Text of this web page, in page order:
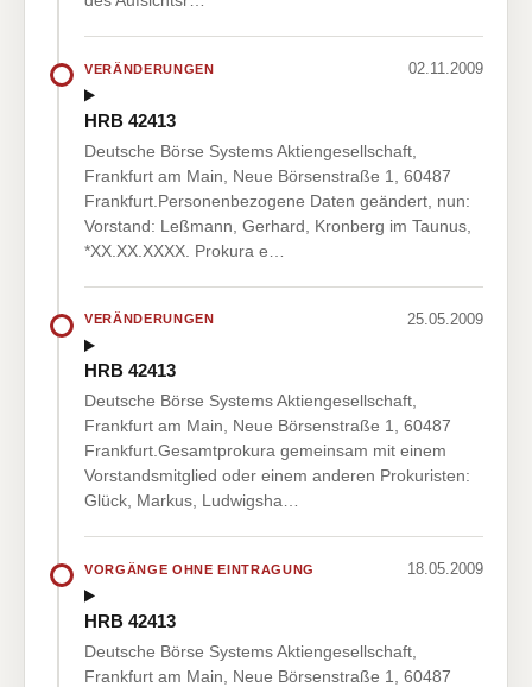
VERÄNDERUNGEN 02.11.2009
HRB 42413
Deutsche Börse Systems Aktiengesellschaft,
Frankfurt am Main, Neue Börsenstraße 1, 60487
Frankfurt.Personenbezogene Daten geändert, nun:
Vorstand: Leßmann, Gerhard, Kronberg im Taunus,
*XX.XX.XXXX. Prokura e…
VERÄNDERUNGEN 25.05.2009
HRB 42413
Deutsche Börse Systems Aktiengesellschaft,
Frankfurt am Main, Neue Börsenstraße 1, 60487
Frankfurt.Gesamtprokura gemeinsam mit einem
Vorstandsmitglied oder einem anderen Prokuristen:
Glück, Markus, Ludwigsha…
VORGÄNGE OHNE EINTRAGUNG 18.05.2009
HRB 42413
Deutsche Börse Systems Aktiengesellschaft,
Frankfurt am Main, Neue Börsenstraße 1, 60487